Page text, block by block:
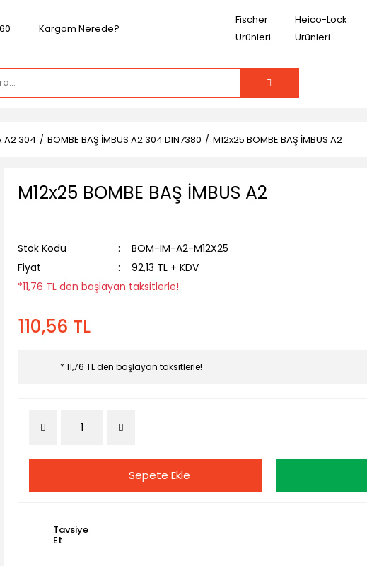
Kargom Nerede?
Fischer
Ürünleri
Heico-Lock
Ürünleri
A2 304 BOMBE BAŞ İMBUS A2 304 DIN7380 M12x25 BOMBE BAŞ İMBUS A2
M12x25 BOMBE BAŞ İMBUS A2
Stok Kodu
BOM-IM-A2-M12X25
Fiyat
92,13 TL + KDV
*11,76 TL den başlayan taksitlerle!
110,56 TL
* 11,76 TL den başlayan taksitlerle!
Sepete Ekle
Tavsiye
Et